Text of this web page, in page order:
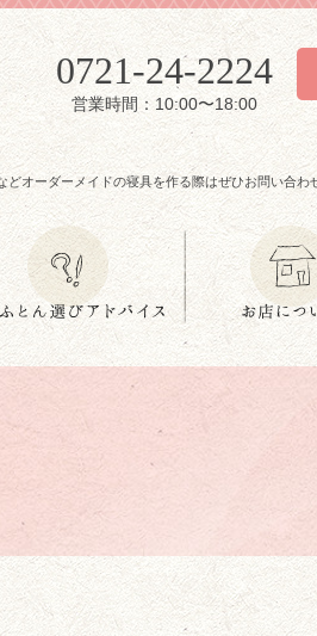
0721-24-2224
営業時間：10:00〜18:00
オーダーメイドの寝具を作る際はぜひお問い合わ